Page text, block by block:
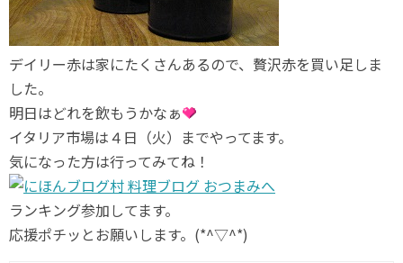
デイリー赤は家にたくさんあるので、贅沢赤を買い足しま
した。
明日はどれを飲もうかなぁ
イタリア市場は４日（火）までやってます。
気になった方は行ってみてね！
ランキング参加してます。
応援ポチッとお願いします。(*^▽^*)